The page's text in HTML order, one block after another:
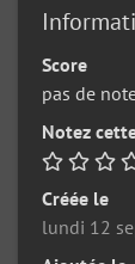
Score
pas de
Notez
Créée le
lundi 12